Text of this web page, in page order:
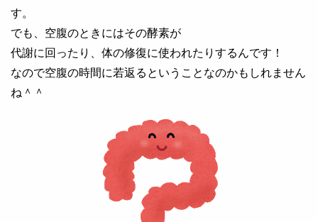
す。
でも、空腹のときにはその酵素が
代謝に回ったり、体の修復に使われたりするんです！
なので空腹の時間に若返るということなのかもしれません
ね＾＾